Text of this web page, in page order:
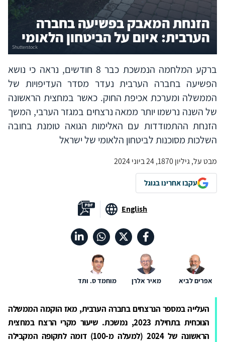
הזנחת המאבק בפשיעה בחברה
הערבית: איום על הביטחון הלאומי
ברקע המלחמה הנמשכת כבר 8 חודשים, נראה כי נושא
הפשיעה בחברה הערבית נעדר מסדר העדיפויות של
הממשלה ומערכת אכיפת החוק. כאשר במחצית הראשונה
של השנה נרשמו יותר ממאה נרצחים במגזר הערבי, המשך
הזנחת ההתמודדות עם האלימות הגואה טומנת בחובה
השלכות מסוכנות לביטחון הלאומי של ישראל
מבט על, גיליון 1870, 24 ביוני 2024
עקבו אחרינו בגוגל
English
אפרים לביא מאיר אלרן מוחמד ס. ותד
העלייה במספר הנרצחים בחברה הערבית, מאז הוקמה הממשלה
הנוכחית בתחילת 2023, נמשכת. שיעור מקרי הרצח במחצית
הראשונה של 2024 (למעלה מ-100) דומה לתקופה המקבילה